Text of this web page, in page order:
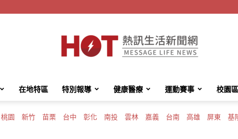
HotMessage
在地特區 特別報導 健康醫療 運動賽事 校園區
桃園 新竹 苗栗 台中 彰化 南投 雲林 嘉義 台南 高雄 屏東 基